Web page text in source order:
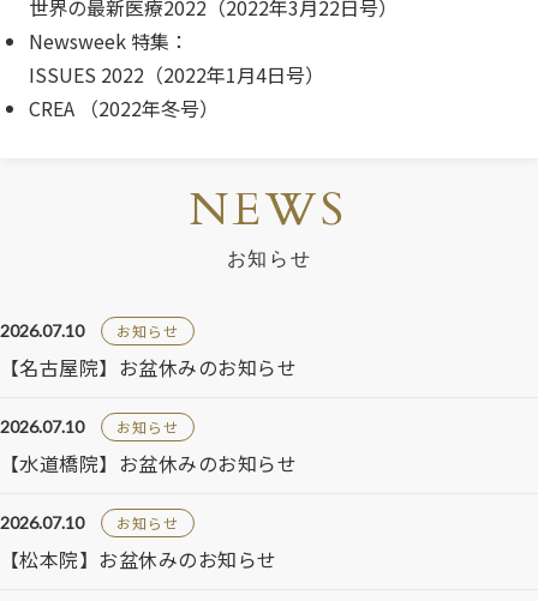
世界の最新医療2022（2022年3月22日号）
Newsweek 特集：
ISSUES 2022（2022年1月4日号）
CREA （2022年冬号）
NEWS
お知らせ
2026.07.10 お知らせ
【名古屋院】お盆休みのお知らせ
2026.07.10 お知らせ
【水道橋院】お盆休みのお知らせ
2026.07.10 お知らせ
【松本院】お盆休みのお知らせ